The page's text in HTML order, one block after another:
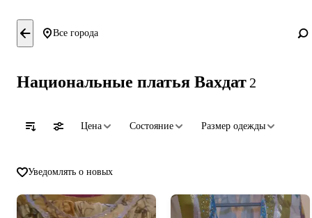
Все города
Национальные платья Вахдат 2
Цена Состояние Размер одежды
Уведомлять о новых